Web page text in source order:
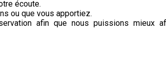
écoute.
ou que vous apportiez.
afin que nous puissions mieux